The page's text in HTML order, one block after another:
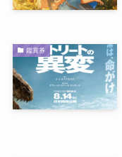
鑑賞券